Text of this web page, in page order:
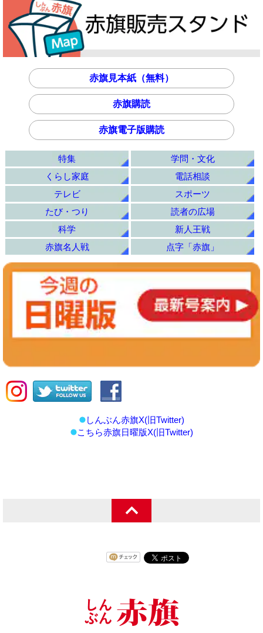
赤旗見本紙（無料）
赤旗購読
赤旗電子版購読
特集
学問・文化
くらし家庭
電話相談
テレビ
スポーツ
たび・つり
読者の広場
科学
新人王戦
赤旗名人戦
点字「赤旗」
しんぶん赤旗X(旧Twitter)
こちら赤旗日曜版X(旧Twitter)